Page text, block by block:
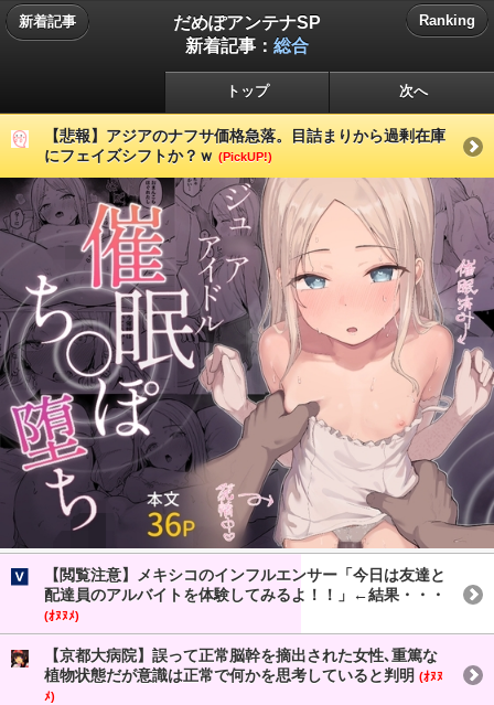
新着記事
だめぽアンテナSP
新着記事： 総合
Ranking
トップ 次へ
【悲報】アジアのナフサ価格急落。目詰まりから過剰在庫
にフェイズシフトか？ｗ (PickUP!)
【閲覧注意】メキシコのインフルエンサー「今日は友達と
配達員のアルバイトを体験してみるよ！！」←結果・・・
(ｵﾇﾇﾒ)
【京都大病院】誤って正常脳幹を摘出された女性､重篤な
植物状態だが意識は正常で何かを思考していると判明 (ｵﾇﾇ
ﾒ)